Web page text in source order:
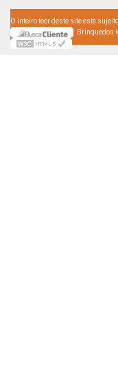
O inteiro teor deste site está
Brinquedos